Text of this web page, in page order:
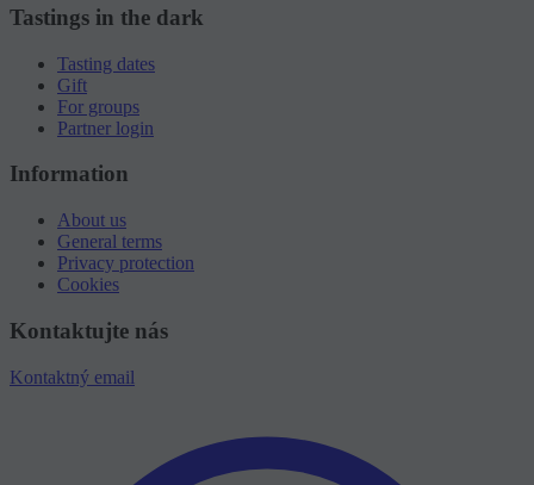
Tastings in the dark
Tasting dates
Gift
For groups
Partner login
Information
About us
General terms
Privacy protection
Cookies
Kontaktujte nás
Kontaktný email